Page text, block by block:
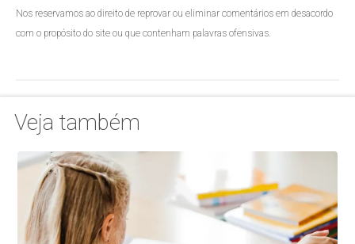
Nos reservamos ao direito de reprovar ou eliminar comentários em desacordo
com o propósito do site ou que contenham palavras ofensivas.
Veja também